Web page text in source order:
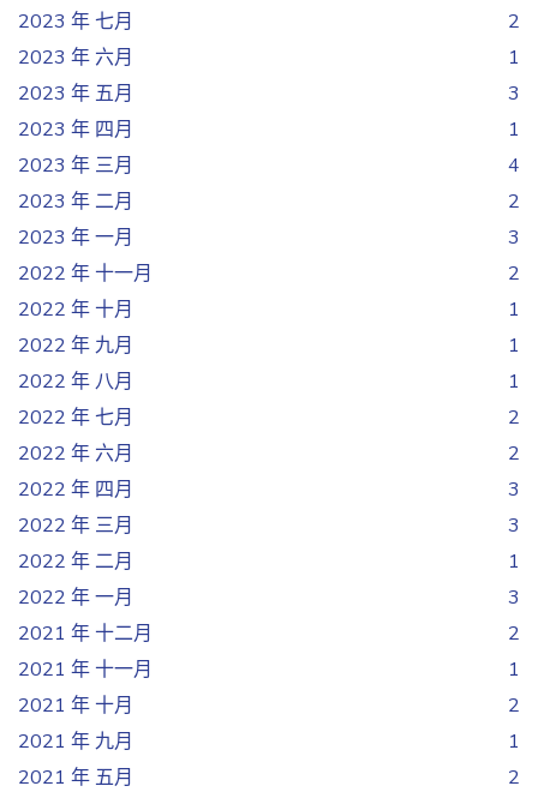
2023 年 七月
2
2023 年 六月
1
2023 年 五月
3
2023 年 四月
1
2023 年 三月
4
2023 年 二月
2
2023 年 一月
3
2022 年 十一月
2
2022 年 十月
1
2022 年 九月
1
2022 年 八月
1
2022 年 七月
2
2022 年 六月
2
2022 年 四月
3
2022 年 三月
3
2022 年 二月
1
2022 年 一月
3
2021 年 十二月
2
2021 年 十一月
1
2021 年 十月
2
2021 年 九月
1
2021 年 五月
2